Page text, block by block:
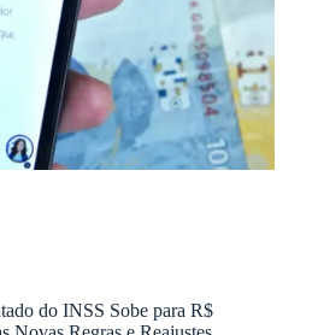
do INSS Sobe para R$